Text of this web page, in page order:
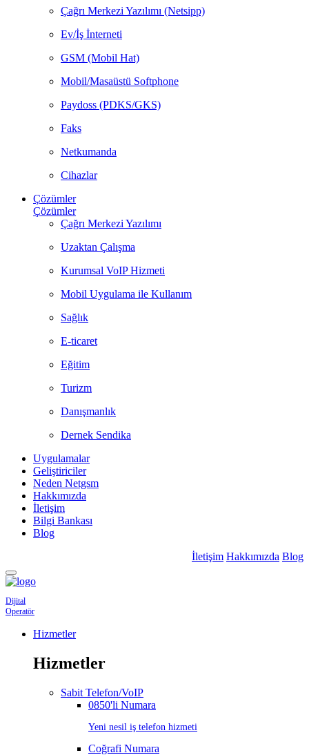
Çağrı Merkezi Yazılımı (Netsipp)
Ev/İş İnterneti
GSM (Mobil Hat)
Mobil/Masaüstü Softphone
Paydoss (PDKS/GKS)
Faks
Netkumanda
Cihazlar
Çözümler
Çözümler
Çağrı Merkezi Yazılımı
Uzaktan Çalışma
Kurumsal VoIP Hizmeti
Mobil Uygulama ile Kullanım
Sağlık
E-ticaret
Eğitim
Turizm
Danışmanlık
Dernek Sendika
Uygulamalar
Geliştiriciler
Neden Netgsm
Hakkımızda
İletişim
Bilgi Bankası
Blog
İletişim Hakkımızda Blog
Dijital
Operatör
Hizmetler
Hizmetler
Sabit Telefon/VoIP
0850'li Numara
Yeni nesil iş telefon hizmeti
Coğrafi Numara